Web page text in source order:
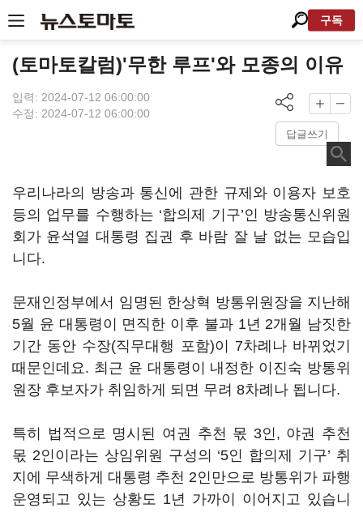
구독
(토마토칼럼)'무한 루프'와 모종의 이유
입력: 2024-07-12 06:00:00
수정: 2024-07-12 06:00:00
답글쓰기
우리나라의 방송과 통신에 관한 규제와 이용자 보호
등의 업무를 수행하는 ‘합의제 기구’인 방송통신위원
회가 윤석열 대통령 집권 후 바람 잘 날 없는 모습입
니다.
문재인정부에서 임명된 한상혁 방통위원장을 지난해
5월 윤 대통령이 면직한 이후 불과 1년 2개월 남짓한
기간 동안 수장(직무대행 포함)이 7차례나 바뀌었기
때문인데요. 최근 윤 대통령이 내정한 이진숙 방통위
원장 후보자가 취임하게 되면 무려 8차례나 됩니다.
특히 법적으로 명시된 여권 추천 몫 3인, 야권 추천
몫 2인이라는 상임위원 구성의 ‘5인 합의제 기구’ 취
지에 무색하게 대통령 추천 2인만으로 방통위가 파행
운영되고 있는 상황도 1년 가까이 이어지고 있습니